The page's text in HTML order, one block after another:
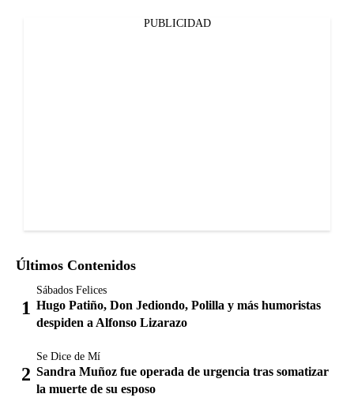
PUBLICIDAD
Últimos Contenidos
Sábados Felices
Hugo Patiño, Don Jediondo, Polilla y más humoristas
despiden a Alfonso Lizarazo
Se Dice de Mí
Sandra Muñoz fue operada de urgencia tras somatizar
la muerte de su esposo